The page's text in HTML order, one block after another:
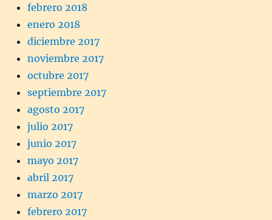
febrero 2018
enero 2018
diciembre 2017
noviembre 2017
octubre 2017
septiembre 2017
agosto 2017
julio 2017
junio 2017
mayo 2017
abril 2017
marzo 2017
febrero 2017